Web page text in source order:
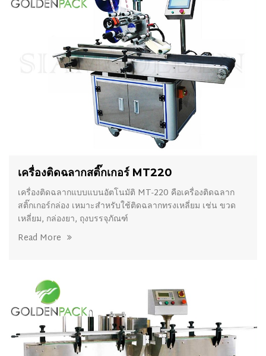
เครื่องติดฉลากสติ๊กเกอร์ MT220
เครื่องติดฉลากแบบแบนอัตโนมัติ MT-220 คือเครื่องติดฉลาก
สติ๊กเกอร์กล่อง เหมาะสำหรับใช้ติดฉลากทรงเหลี่ยม เช่น ขวด
เหลี่ยม, กล่องยา, ถุงบรรจุภัณฑ์
Read More